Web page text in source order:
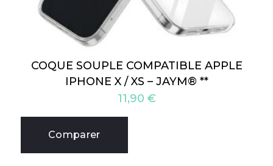
COQUE SOUPLE COMPATIBLE APPLE
IPHONE X / XS – JAYM® **
11,90 €
Comparer